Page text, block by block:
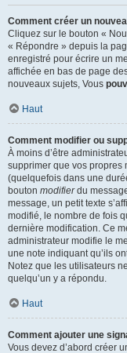
Comment créer un
Cliquez sur le bouton «
« Répondre » depuis la
enregistré pour écrire un
affichée en bas de page
nouveaux sujets, Vous
Haut
Comment modifier ou
À moins d’être
supprimer que vos propres
(quelquefois dans une
bouton modifierdu
message, un petit texte
modifié, le nombre de fois
dernière modification. Ce
administrateur modifie le
une note indiquant qu’ils
Notez que les utilisateurs
quelqu’un y a répondu.
Haut
Comment ajouter une
Vous devez d’abord créer